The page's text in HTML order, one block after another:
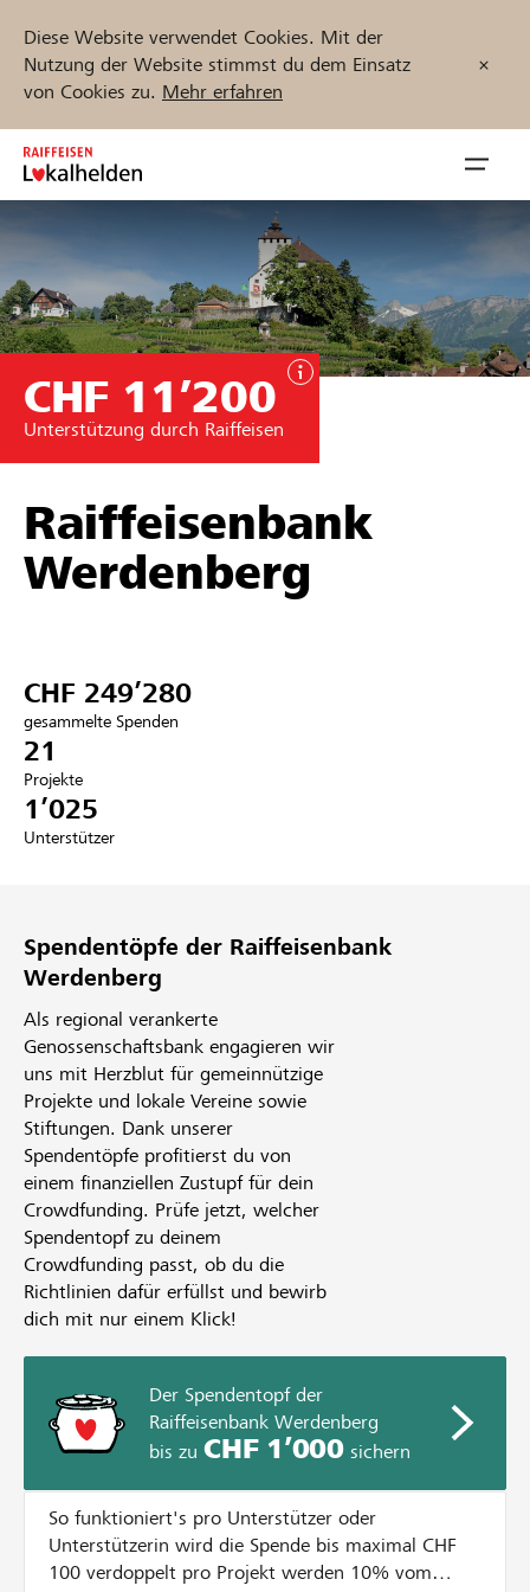
Diese Website verwendet Cookies. Mit der
Nutzung der Website stimmst du dem Einsatz
von Cookies zu. Mehr erfahren
Zum
Inhalt
springen
öffnen
Unterstützen
Hilfe & Support
Partner / Raiffeisenbank
Anmelden
Registrieren
Projekte und Organisationen finden
Jetzt starten
CHF 11’200
Unterstützung durch Raiffeisen
Raiffeisenbank
Werdenberg
CHF 249’280
gesammelte Spenden
21
Projekte
1’025
Unterstützer
Spendentöpfe der Raiffeisenbank
Werdenberg
Als regional verankerte
Genossenschaftsbank engagieren wir
uns mit Herzblut für gemeinnützige
Projekte und lokale Vereine sowie
Stiftungen. Dank unserer
Spendentöpfe profitierst du von
einem finanziellen Zustupf für dein
Crowdfunding. Prüfe jetzt, welcher
Spendentopf zu deinem
Crowdfunding passt, ob du die
Richtlinien dafür erfüllst und bewirb
dich mit nur einem Klick!
Der Spendentopf der
Raiffeisenbank Werdenberg
bis zu CHF 1’000sichern
So funktioniert's pro Unterstützer oder
Unterstützerin wird die Spende bis maximal CHF
100 verdoppelt pro Projekt werden 10% vom